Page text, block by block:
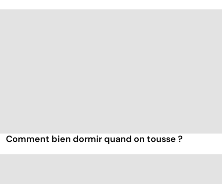
Comment bien dormir quand on tousse ?